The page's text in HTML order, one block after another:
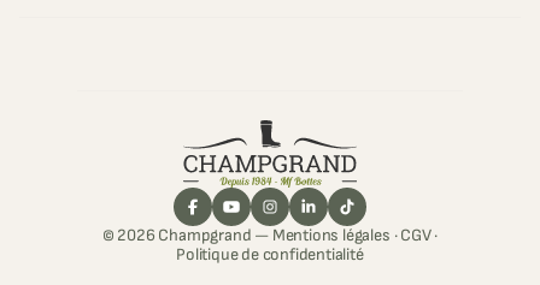
© 2026 Champgrand — Mentions légales ·CGV·
Politique de confidentialité